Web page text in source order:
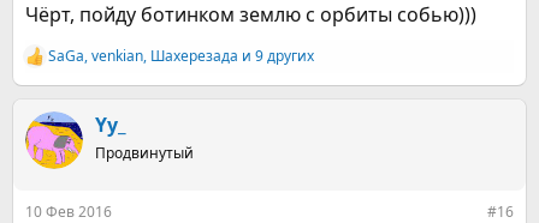
Чёрт, пойду ботинком землю с орбиты собью)))
Р
е
к
ц
и
SaGa,venkian, Шахерезада и 9 других
Yy_
Продвинутый
10 Фев 2016 #16